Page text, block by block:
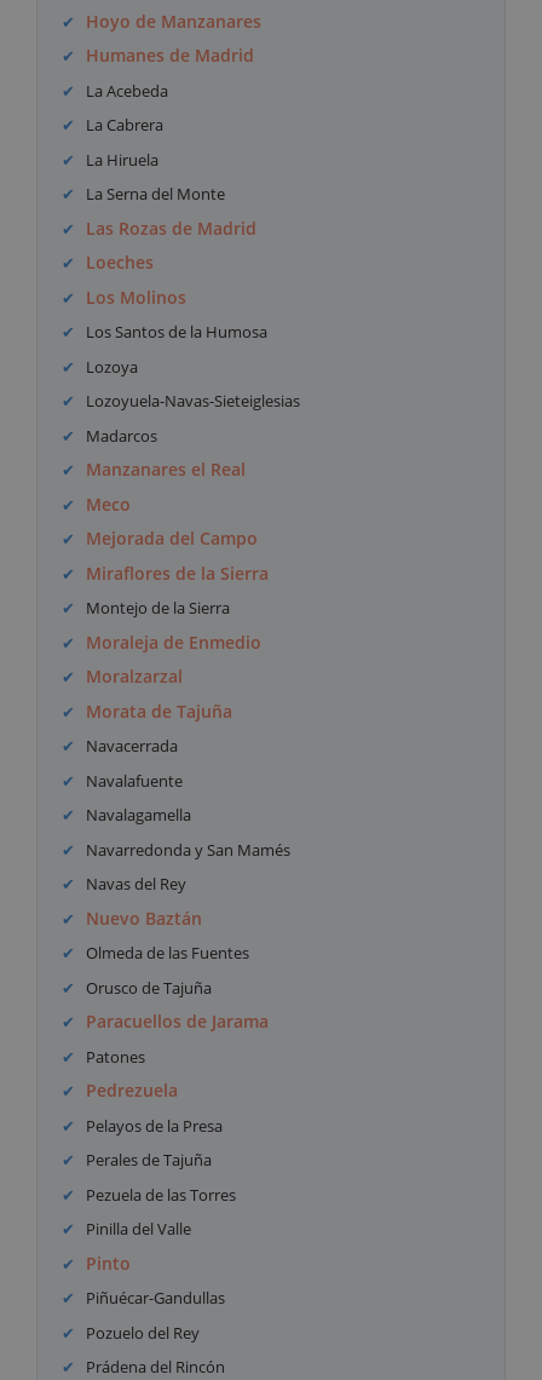
Hoyo de Manzanares
Humanes de Madrid
La Acebeda
La Cabrera
La Hiruela
La Serna del Monte
Las Rozas de Madrid
Loeches
Los Molinos
Los Santos de la Humosa
Lozoya
Lozoyuela-Navas-Sieteiglesias
Madarcos
Manzanares el Real
Meco
Mejorada del Campo
Miraflores de la Sierra
Montejo de la Sierra
Moraleja de Enmedio
Moralzarzal
Morata de Tajuña
Navacerrada
Navalafuente
Navalagamella
Navarredonda y San Mamés
Navas del Rey
Nuevo Baztán
Olmeda de las Fuentes
Orusco de Tajuña
Paracuellos de Jarama
Patones
Pedrezuela
Pelayos de la Presa
Perales de Tajuña
Pezuela de las Torres
Pinilla del Valle
Pinto
Piñuécar-Gandullas
Pozuelo del Rey
Prádena del Rincón